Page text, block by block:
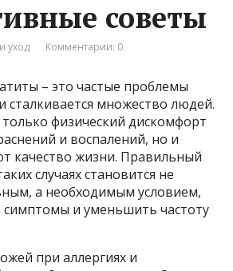
советы
уход Комментарии: 0
– это частые проблемы
сталкивается множество людей.
физический дискомфорт
и воспалений, но и
качество жизни. Правильный
случаях становится не
а необходимым условием,
симптомы и уменьшить частоту
при аллергиях и